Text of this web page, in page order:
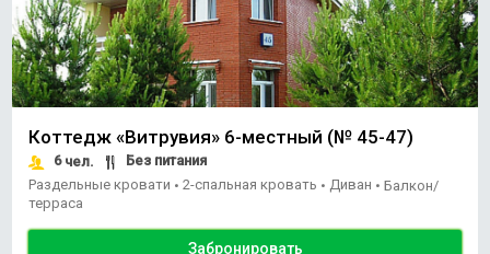
Коттедж «Витрувия» 6-местный (№ 45-47)
6чел.
Без питания
Раздельные кровати • 2-спальная кровать • Диван • Балкон/
терраса
Забронировать